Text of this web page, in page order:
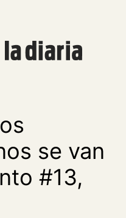
se van
#13,